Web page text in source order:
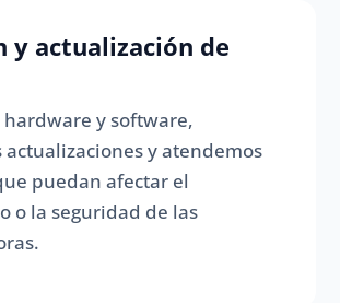
y actualización de
hardware y software,
actualizaciones y atendemos
puedan afectar el
o la seguridad de las